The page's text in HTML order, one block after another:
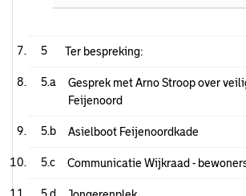
5 Ter bespreking:
5.a
Gesprek met Arno Stroop over
Feijenoord
5.b Asielboot Feijenoordkade
5.c Communicatie Wijkraad -